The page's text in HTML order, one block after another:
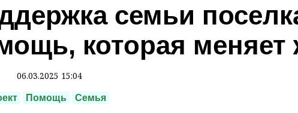
семьи
которая меняет
06.03.2025 15:04
Помощь Семья